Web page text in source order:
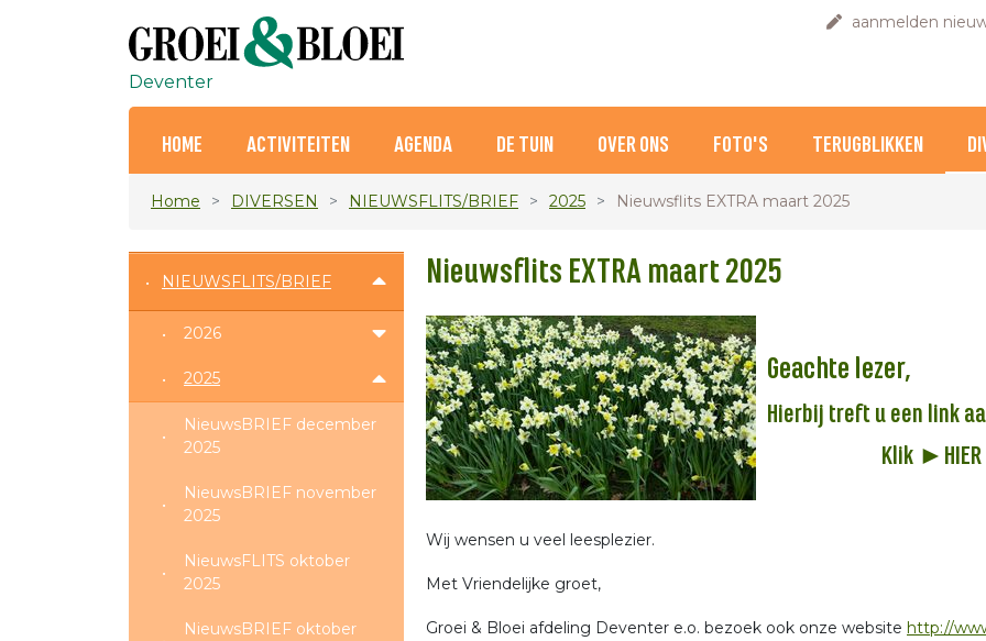
aanmelden
Deventer
HOME ACTIVITEITEN AGENDA DE TUIN OVER ONS FOTO'S TERUGBLIKKEN
Home DIVERSEN NIEUWSFLITS/BRIEF 2025 Nieuwsflits EXTRA maart 2025
NIEUWSFLITS/BRIEF
2026
2025
NieuwsBRIEF december
2025
NieuwsBRIEF november
2025
NieuwsFLITS oktober
2025
NieuwsBRIEF oktober
Nieuwsflits EXTRA maart 2025
Geachte lezer,
Hierbij treft u een link
Klik ►HIER
Wij wensen u veel leesplezier.
Met Vriendelijke groet,
Groei & Bloei afdeling Deventer e.o. bezoek ook onze website http://